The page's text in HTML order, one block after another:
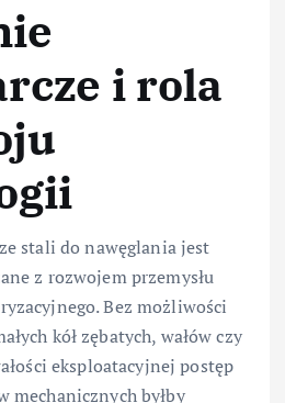
i rola
stali do nawęglania jest
z rozwojem przemysłu
Bez możliwości
kół zębatych, wałów czy
eksploatacyjnej postęp
mechanicznych byłby